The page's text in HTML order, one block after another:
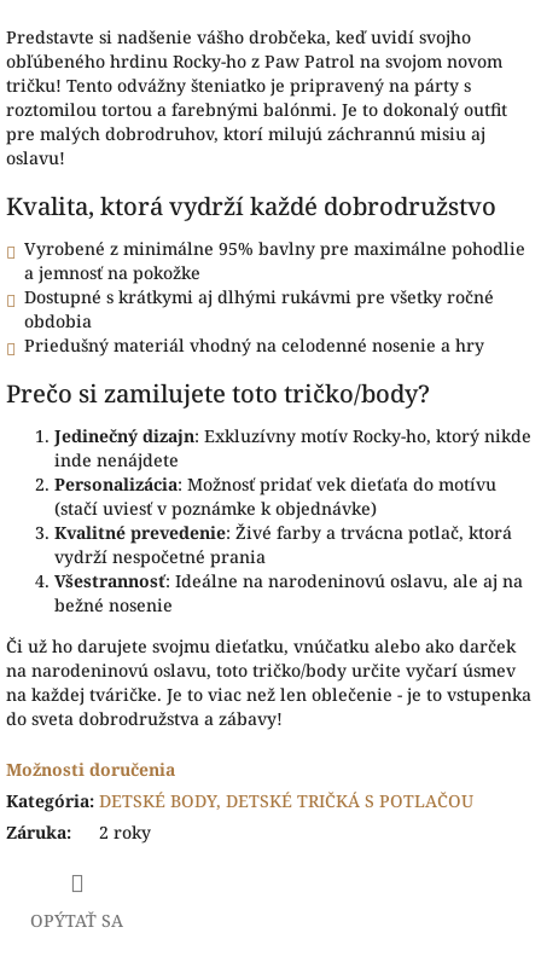
Predstavte si nadšenie vášho drobčeka, keď uvidí svojho
obľúbeného hrdinu Rocky-ho z Paw Patrol na svojom novom
tričku! Tento odvážny šteniatko je pripravený na párty s
roztomilou tortou a farebnými balónmi. Je to dokonalý outfit
pre malých dobrodruhov, ktorí milujú záchrannú misiu aj
oslavu!
Kvalita, ktorá vydrží každé dobrodružstvo
Vyrobené z minimálne 95% bavlny pre maximálne pohodlie
a jemnosť na pokožke
Dostupné s krátkymi aj dlhými rukávmi pre všetky ročné
obdobia
Priedušný materiál vhodný na celodenné nosenie a hry
Prečo si zamilujete toto tričko/body?
Jedinečný dizajn: Exkluzívny motív Rocky-ho, ktorý nikde
inde nenájdete
Personalizácia: Možnosť pridať vek dieťaťa do motívu
(stačí uviesť v poznámke k objednávke)
Kvalitné prevedenie: Živé farby a trvácna potlač, ktorá
vydrží nespočetné prania
Všestrannosť: Ideálne na narodeninovú oslavu, ale aj na
bežné nosenie
Či už ho darujete svojmu dieťatku, vnúčatku alebo ako darček
na narodeninovú oslavu, toto tričko/body určite vyčarí úsmev
na každej tváričke. Je to viac než len oblečenie - je to vstupenka
do sveta dobrodružstva a zábavy!
Možnosti doručenia
Kategória: DETSKÉ BODY, DETSKÉ TRIČKÁ S POTLAČOU
Záruka: 2 roky
OPÝTAŤ SA